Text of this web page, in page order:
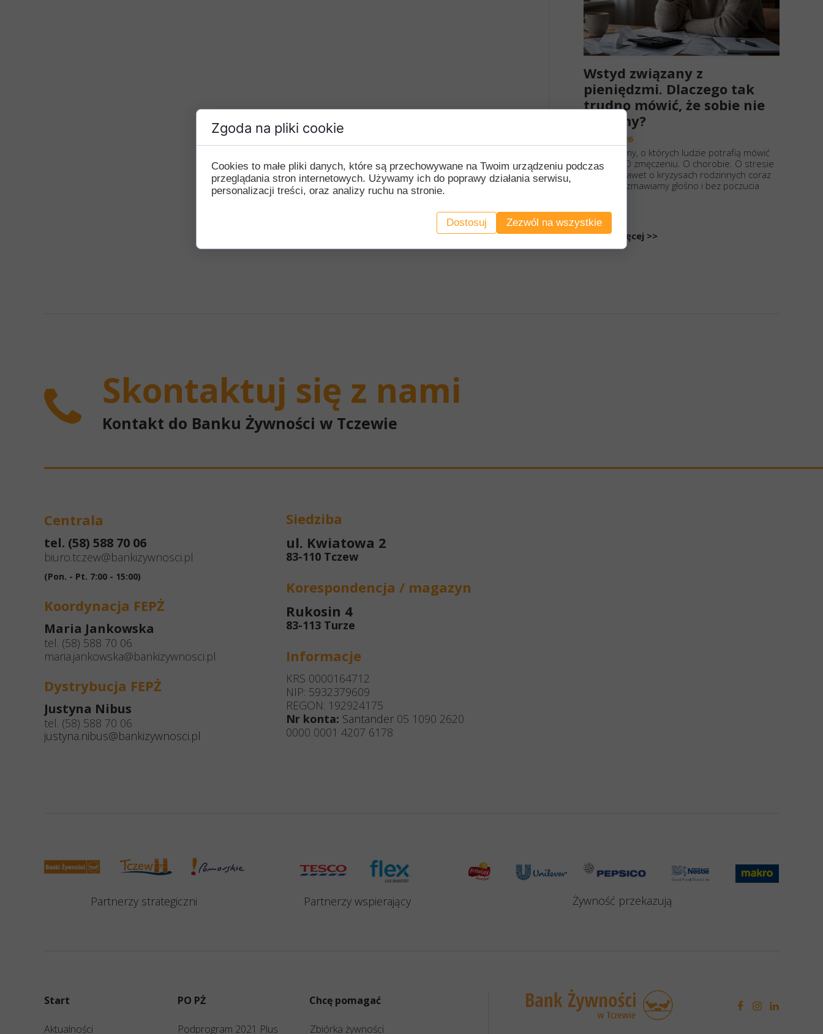
Wstyd związany z
pieniędzmi. Dlaczego tak
trudno mówić, że sobie nie
radzimy?
28 maja 2026
Są problemy, o których ludzie potrafią mówić
otwarcie. O zmęczeniu. O chorobie. O stresie
w pracy. Nawet o kryzysach rodzinnych coraz
częściej rozmawiamy głośno i bez poczucia
Czytaj więcej >>
Siedziba
ul. Kwiatowa 2
83-110 Tczew
Korespondencja / magazyn
Rukosin 4
83-113 Turze
Informacje
KRS 0000164712
NIP: 5932379609
REGON: 192924175
Nr konta: Santander 05 1090 2620
0000 0001 4207 6178
Centrala
tel. (58) 588 70 06
biuro.tczew@bankizywnosci.pl
(Pon. - Pt. 7:00 - 15:00)
Koordynacja FEPŻ
Maria Jankowska
tel. (58) 588 70 06
maria.jankowska@bankizywnosci.pl
Dystrybucja FEPŻ
Justyna Nibus
tel. (58) 588 70 06
justyna.nibus@bankizywnosci.pl
Skontaktuj się z nami
Kontakt do Banku Żywności w Tczewie
Chcę pomagać
PO PŻ
Start
Zbiórka żywności
Podprogram 2021 Plus
Aktualności
Żywność przekazują
Partnerzy wspierający
Partnerzy strategiczni
Zgoda na pliki cookie
Cookies to małe pliki danych, które są przechowywane na Twoim urządzeniu podczas
przeglądania stron internetowych. Używamy ich do poprawy działania serwisu,
personalizacji treści, oraz analizy ruchu na stronie.
Dostosuj Zezwól na wszystkie